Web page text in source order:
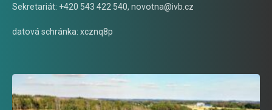
Sekretariát: +420 543 422 540, novotna@ivb.cz
datová schránka: xcznq8p